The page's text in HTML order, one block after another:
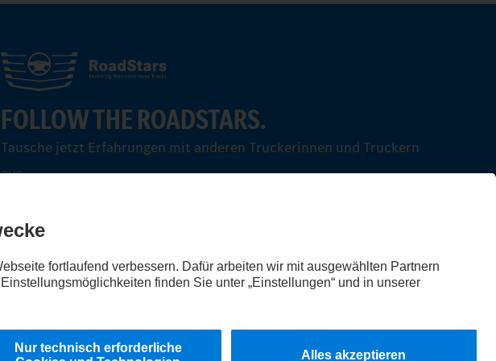
FOLLOW THE ROADSTARS.
Tausche jetzt Erfahrungen mit anderen Truckerinnen und Truckern
aus.
Steig ein